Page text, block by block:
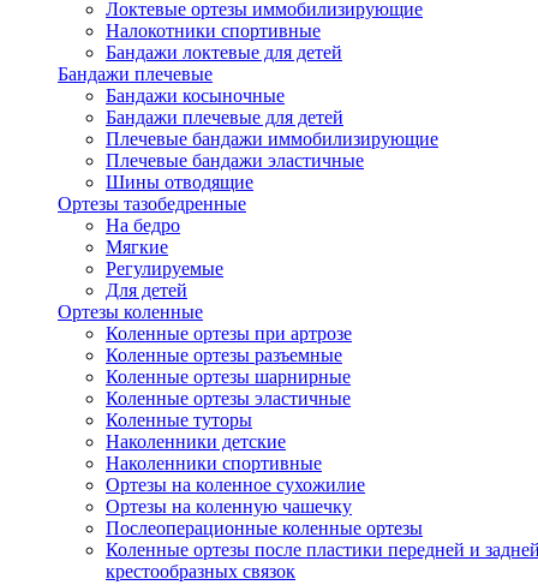
Локтевые ортезы иммобилизирующие
Налокотники спортивные
Бандажи локтевые для детей
Бандажи плечевые
Бандажи косыночные
Бандажи плечевые для детей
Плечевые бандажи иммобилизирующие
Плечевые бандажи эластичные
Шины отводящие
Ортезы тазобедренные
На бедро
Мягкие
Регулируемые
Для детей
Ортезы коленные
Коленные ортезы при артрозе
Коленные ортезы разъемные
Коленные ортезы шарнирные
Коленные ортезы эластичные
Коленные туторы
Наколенники детские
Наколенники спортивные
Ортезы на коленное сухожилие
Ортезы на коленную чашечку
Послеоперационные коленные ортезы
Коленные ортезы после пластики передней и
крестообразных связок